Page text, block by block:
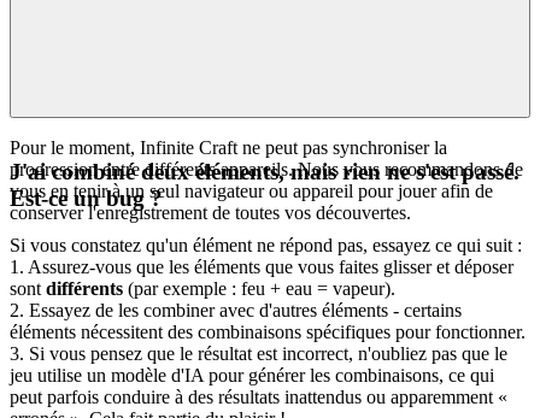
Pour le moment, Infinite Craft ne peut pas synchroniser la
progression entre différents appareils. Nous vous recommandons de
vous en tenir à un seul navigateur ou appareil pour jouer afin de
conserver l'enregistrement de toutes vos découvertes.
J'ai combiné deux éléments, mais rien ne s'est passé.
Est-ce un bug ?
Si vous constatez qu'un élément ne répond pas, essayez ce qui suit :
1. Assurez-vous que les éléments que vous faites glisser et déposer
sont différents (par exemple : feu + eau = vapeur).
2. Essayez de les combiner avec d'autres éléments - certains
éléments nécessitent des combinaisons spécifiques pour fonctionner.
3. Si vous pensez que le résultat est incorrect, n'oubliez pas que le
jeu utilise un modèle d'IA pour générer les combinaisons, ce qui
peut parfois conduire à des résultats inattendus ou apparemment «